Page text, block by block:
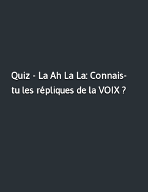
Quiz - La Ah La La: Connais-
tu les répliques de la VOIX ?